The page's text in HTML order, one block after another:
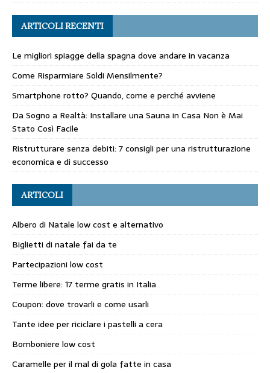
ARTICOLI RECENTI
Le migliori spiagge della spagna dove andare in vacanza
Come Risparmiare Soldi Mensilmente?
Smartphone rotto? Quando, come e perché avviene
Da Sogno a Realtà: Installare una Sauna in Casa Non è Mai
Stato Così Facile
Ristrutturare senza debiti: 7 consigli per una ristrutturazione
economica e di successo
ARTICOLI
Albero di Natale low cost e alternativo
Biglietti di natale fai da te
Partecipazioni low cost
Terme libere: 17 terme gratis in Italia
Coupon: dove trovarli e come usarli
Tante idee per riciclare i pastelli a cera
Bomboniere low cost
Caramelle per il mal di gola fatte in casa